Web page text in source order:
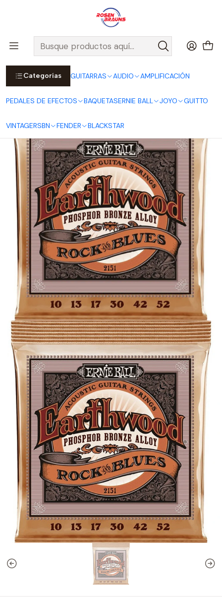
Categorías GUITARRAS AUDIO AMPLIFICACIÓN
PEDALES DE EFECTOS BAQUETASERNIE BALL JOYO GUITTO
VINTAGERSBN FENDER BLACKSTAR
Por compras sobre $25.000 en Santiago urbano, Colina o
Padre Hurtado, incluimos el despacho!
Ver Detalles
Inicio ERNIE BALL
CUERDAS ERNIE BALL
Cuerdas Acústicas ERNIE BALL
EARTHWOOD Series